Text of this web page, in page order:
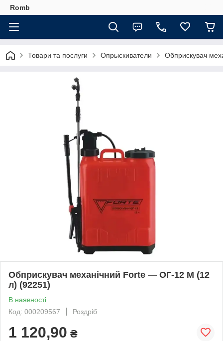
Romb
Товари та послуги Опрыскиватели Обприскувач
Обприскувач механічний Forte — ОГ-12 М (12
л) (92251)
В наявності
Код: 000209567
Роздріб
1 120,90 ₴